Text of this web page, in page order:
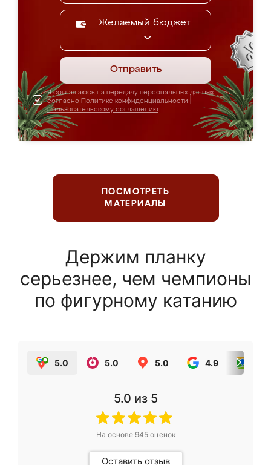
Желаемый бюджет
Отправить
Я соглашаюсь на передачу персональных данных
согласно Политике конфиденциальности
Пользовательскому соглашению
ПОСМОТРЕТЬ
МАТЕРИАЛЫ
Держим планку
серьезнее, чем чемпионы
по фигурному катанию
5.0 5.0 5.0 4.9
5.0 из 5
На основе 945оценок
Оставить отзыв